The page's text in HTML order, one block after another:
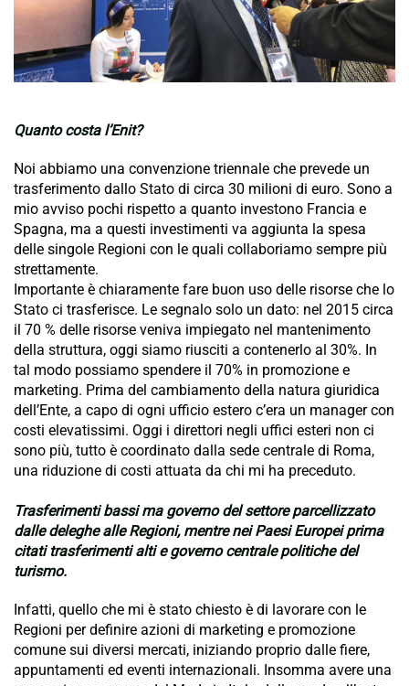
Quanto costa l’Enit?
Noi abbiamo una convenzione triennale che prevede un
trasferimento dallo Stato di circa 30 milioni di euro. Sono a
mio avviso pochi rispetto a quanto investono Francia e
Spagna, ma a questi investimenti va aggiunta la spesa
delle singole Regioni con le quali collaboriamo sempre più
strettamente.
Importante è chiaramente fare buon uso delle risorse che lo
Stato ci trasferisce. Le segnalo solo un dato: nel 2015 circa
il 70 % delle risorse veniva impiegato nel mantenimento
della struttura, oggi siamo riusciti a contenerlo al 30%. In
tal modo possiamo spendere il 70% in promozione e
marketing. Prima del cambiamento della natura giuridica
dell’Ente, a capo di ogni ufficio estero c’era un manager con
costi elevatissimi. Oggi i direttori negli uffici esteri non ci
sono più, tutto è coordinato dalla sede centrale di Roma,
una riduzione di costi attuata da chi mi ha preceduto.
Trasferimenti bassi ma governo del settore parcellizzato
dalle deleghe alle Regioni, mentre nei Paesi Europei prima
citati trasferimenti alti e governo centrale politiche del
turismo.
Infatti, quello che mi è stato chiesto è di lavorare con le
Regioni per definire azioni di marketing e promozione
comune sui diversi mercati, iniziando proprio dalle fiere,
appuntamenti ed eventi internazionali. Insomma avere una